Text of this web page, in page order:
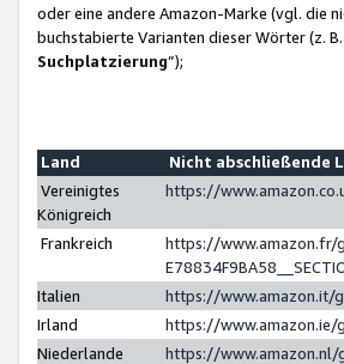
oder eine andere Amazon-Marke (vgl. die
buchstabierte Varianten dieser Wörter (z.
Suchplatzierung”);
Land
Nicht abschließende
Vereinigtes
Königreich
https://
Frankreich
https://www.amazon.fr/
Italien
https://www.amazon.it/
Irland
https://www.amazon.ie/
Niederlande
https://